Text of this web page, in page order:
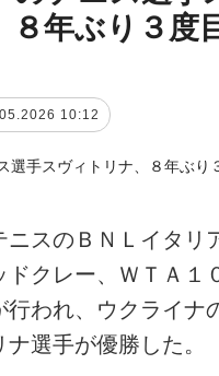
８年ぶり３度
10:12
ニスのＢＮＬイタリ
ドクレー、ＷＴＡ１
行われ、ウクライナ
選手が優勝した。